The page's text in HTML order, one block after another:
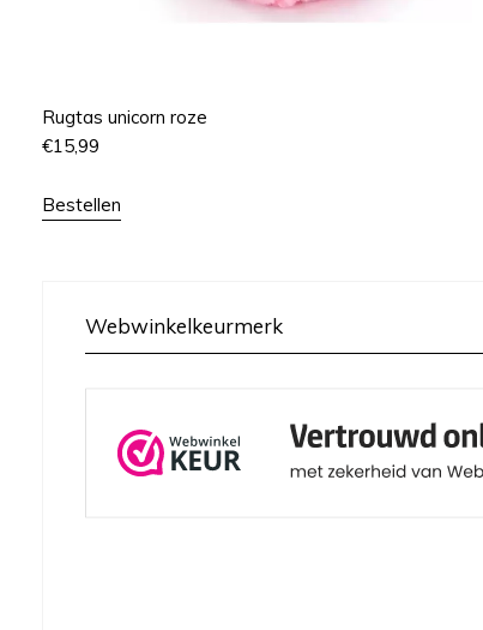
Rugtas unicorn roze
€15,99
Bestellen
Webwinkelkeurmerk